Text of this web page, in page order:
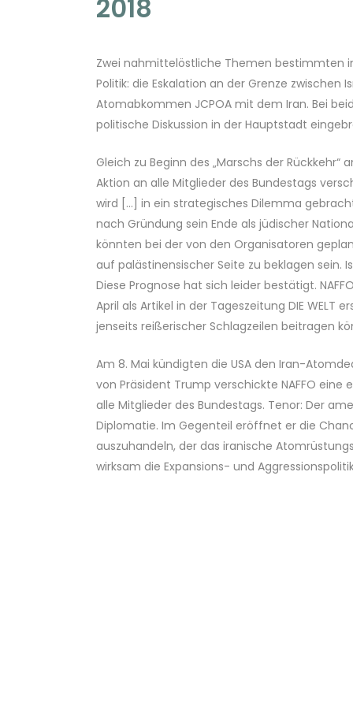
2018
Zwei nahmittelöstliche Themen bestimmten
Politik: die Eskalation an der Grenze zwischen
Atomabkommen JCPOA mit dem Iran. Bei
politische Diskussion in der Hauptstadt
Gleich zu Beginn des „Marschs der
Aktion an alle Mitglieder des Bundestags
wird […] in ein strategisches Dilemma
nach Gründung sein Ende als jüdischer
könnten bei der von den Organisatoren
auf palästinensischer Seite zu beklagen sein.
Diese Prognose hat sich leider bestätigt.
April als Artikel in der Tageszeitung DIE WELT
jenseits reißerischer Schlagzeilen beitragen
Am 8. Mai kündigten die USA den Iran-
von Präsident Trump verschickte NAFFO eine
alle Mitglieder des Bundestags. Tenor: Der
Diplomatie. Im Gegenteil eröffnet er die
auszuhandeln, der das iranische
wirksam die Expansions- und